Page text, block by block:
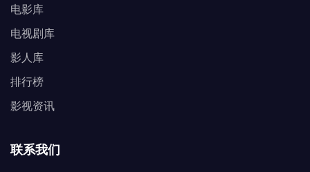
电影库
电视剧库
影人库
排行榜
影视资讯
联系我们